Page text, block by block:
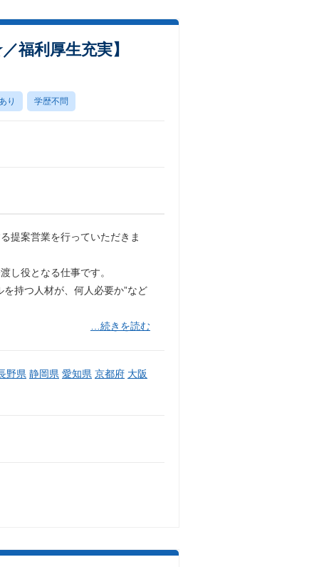
福利厚生充実】
り 学歴不問
提案営業を行っていただきま
し役となる仕事です。
持つ人材が、何人必要か”など
…続きを読む
野県 静岡県 愛知県 京都府 大阪